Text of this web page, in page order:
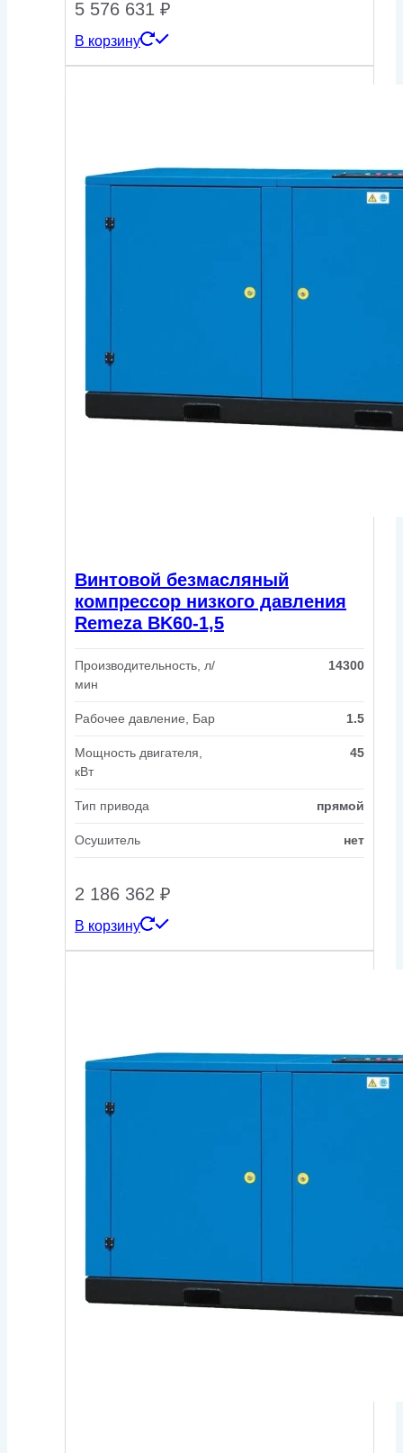
5 576 631 ₽
В корзину
Винтовой безмасляный
компрессор низкого давления
Remeza BK60-1,5
Производительность, л/
мин
14300
Рабочее давление, Бар 1.5
Мощность двигателя,
кВт
45
Тип привода прямой
Осушитель нет
2 186 362 ₽
В корзину